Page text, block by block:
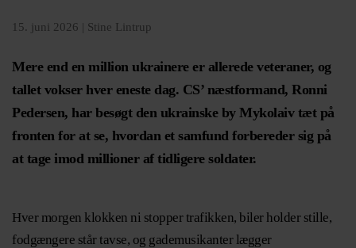
15. juni 2026 | Stine Lintrup
Mere end en million ukrainere er allerede veteraner, og
tallet vokser hver eneste dag. CS’ næstformand, Ronni
Pedersen, har besøgt den ukrainske by Mykolaiv tæt på
fronten for at se, hvordan et samfund forbereder sig på
at tage imod millioner af tidligere soldater.
Hver morgen klokken ni stopper trafikken, biler holder stille,
fodgængere står tavse, og gademusikanter lægger